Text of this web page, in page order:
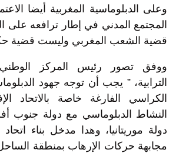
وعلى الدبلوماسية المغربية أيضا
المجتمع المدني في إطار ترافعه على
قضية الشعب المغربي وليست قضية
ووفق تصور رئيس المركز الوطني
الترابية، ” يجب أن توجه جهود
الكراسي الفارغة خاصة بالاتحاد
النشاط الدبلوماسي مع دولة جنوب
دولة موريتانيا، وهدا مدخل بناء
مجابهة حركات الإرهاب بمنطقة